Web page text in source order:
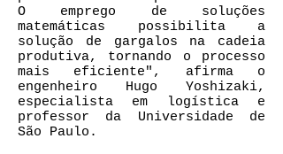
O emprego de soluções
matemáticas possibilita a
solução de gargalos na cadeia
produtiva, tornando o processo
mais eficiente", afirma o
engenheiro Hugo Yoshizaki,
especialista em logística e
professor da Universidade de
São Paulo.